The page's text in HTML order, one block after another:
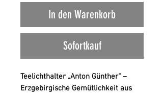
In den Warenkorb
Sofortkauf
Teelichthalter „Anton Günther“ –
Erzgebirgische Gemütlichkeit aus